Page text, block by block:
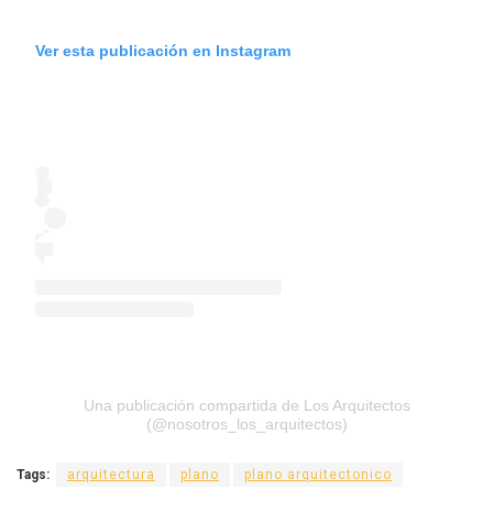
Ver esta publicación en Instagram
Una publicación compartida de Los Arquitectos
(@nosotros_los_arquitectos)
Tags: arquitectura plano plano arquitectonico